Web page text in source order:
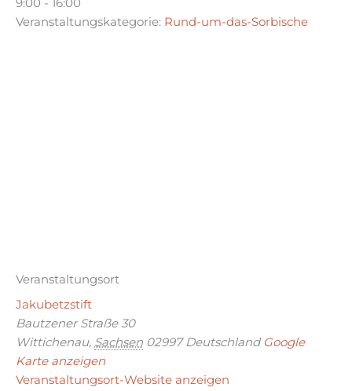
Veranstaltungskategorie: Rund-um-das-Sorbische
Veranstaltungsort
Jakubetzstift
Bautzener Straße 30
Wittichenau, Sachsen 02997 Deutschland Google
Karte anzeigen
Veranstaltungsort-Website anzeigen